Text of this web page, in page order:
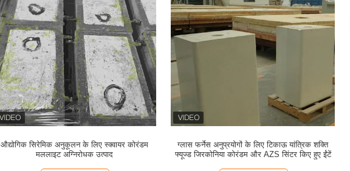
औद्योगिक सिरेमिक अनुकूलन के लिए स्क्वायर कोरंडम
मललाइट अग्निरोधक उत्पाद
ग्लास फर्नेस अनुप्रयोगों के लिए टिकाऊ यांत्रिक शक्ति
फ्यूज्ड जिरकोनिया कोरंडम और AZS सिंटर किए हुए ईंटें